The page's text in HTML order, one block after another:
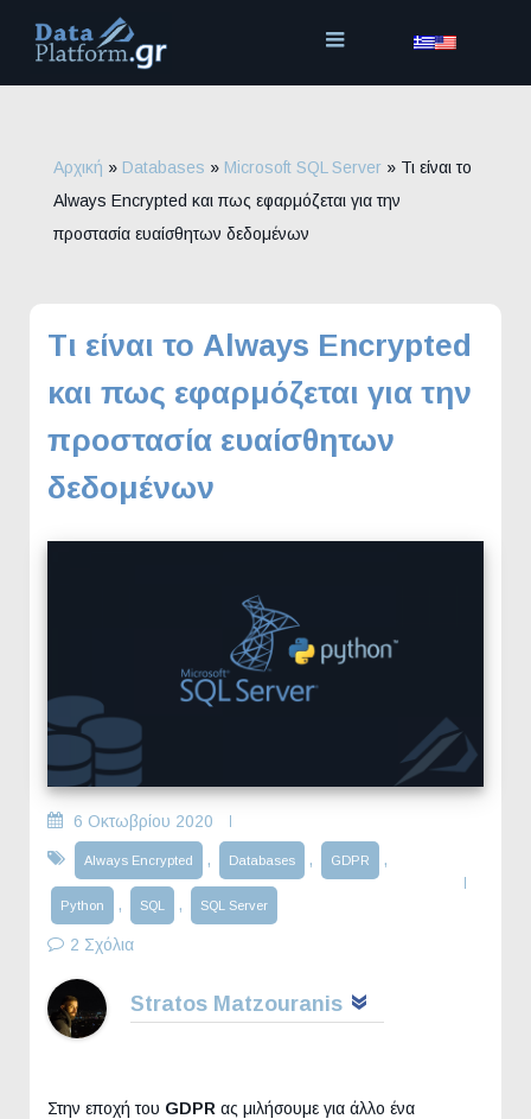
περιεχόμενο
Αρχική » Databases » Microsoft SQL Server » Τι είναι το
Always Encrypted και πως εφαρμόζεται για την
προστασία ευαίσθητων δεδομένων
Τι είναι το Always Encrypted
και πως εφαρμόζεται για την
προστασία ευαίσθητων
δεδομένων
6 Οκτωβρίου 2020
Always Encrypted , Databases , GDPR ,
Python , SQL , SQL Server
2 Σχόλια
Stratos Matzouranis
Στην εποχή του GDPR ας μιλήσουμε για άλλο ένα